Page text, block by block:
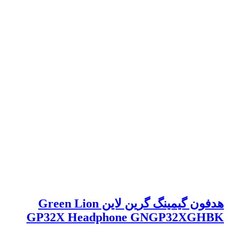
هدفون گیمینگ گرین لاین Green Lion
GP32X Headphone GNGP32XGHBK